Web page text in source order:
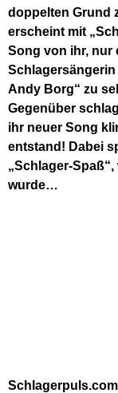
doppelten Grund
erscheint mit
Song von ihr, nur
Andy Borg“ zu
Gegenüber
ihr neuer Song
entstand! Dabei
„Schlager-
wurde…